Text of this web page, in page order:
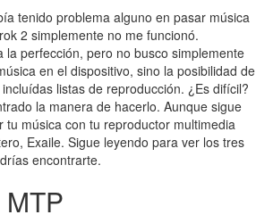
tenido problema alguno en pasar música
2 simplemente no me funcionó.
la perfección, pero no busco simplemente
en el dispositivo, sino la posibilidad de
listas de reproducción. ¿Es difícil?
la manera de hacerlo. Aunque sigue
tu música con tu reproductor multimedia
Exaile. Sigue leyendo para ver los tres
encontrarte.